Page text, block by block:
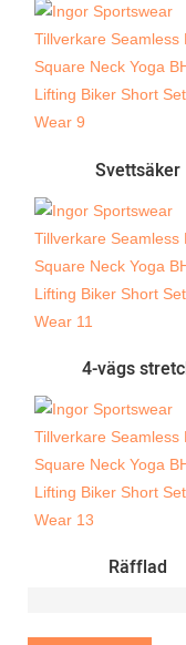
Svettsäker
4-vägs
Räfflad